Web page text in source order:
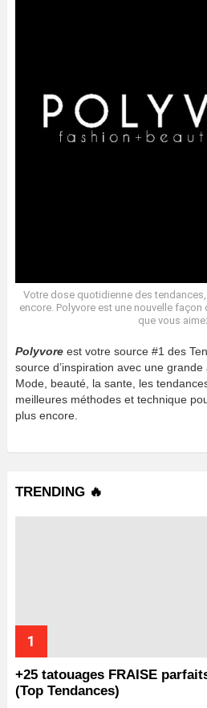
Votre dose quotidienne des
encore. Polyvore est une nouvelle façon
que vous
Polyvore est votre source #1 des
source d’inspiration avec une
Mode, beauté, la sante, les
meilleures méthodes et technique
plus encore.
TRENDING 🔥
+25 tatouages ​​FRAISE
(Top Tendances)